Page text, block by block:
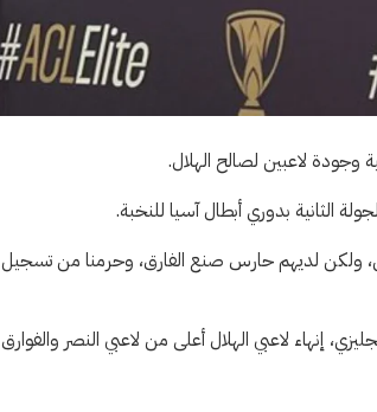
وجودة لاعبين لصالح الهلال.
لديهم حارس صنع الفارق، وحرمنا من تسجيل
إنهاء لاعبي الهلال أعلى من لاعبي النصر والفوارق